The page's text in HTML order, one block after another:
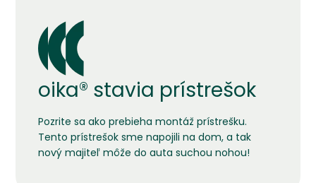
oika® stavia prístrešok
Pozrite sa ako prebieha montáž prístrešku.
Tento prístrešok sme napojili na dom, a tak
nový majiteľ môže do auta suchou nohou!